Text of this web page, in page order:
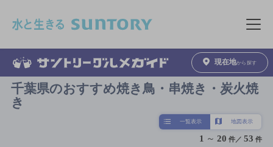
メニュ
現在地から探す
千葉県のおすすめ焼き鳥・串焼き・炭火焼
き
一覧表示 地図表示
1 ～ 20 件／53 件